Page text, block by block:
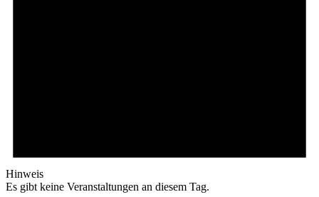
Hinweis
Es gibt keine Veranstaltungen an diesem Tag.